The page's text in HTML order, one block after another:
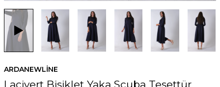
ARDANEWLINE
Lacivert Bisiklet Yaka Scuba Tesettür